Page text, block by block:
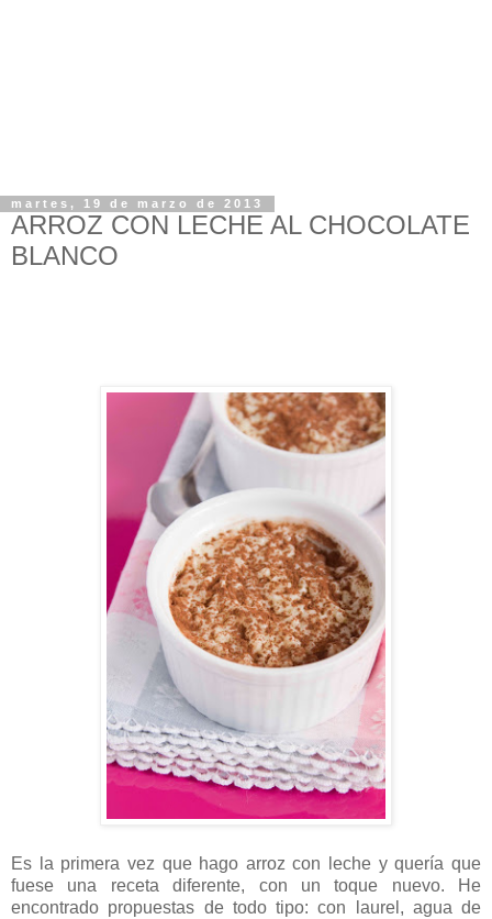
martes, 19 de marzo de 2013
ARROZ CON LECHE AL CHOCOLATE
BLANCO
Es la primera vez que hago arroz con leche y quería que
fuese una receta diferente, con un toque nuevo. He
encontrado propuestas de todo tipo: con laurel, agua de